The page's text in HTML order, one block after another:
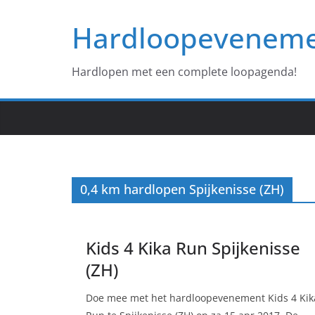
Hardlopen met een complete loopagenda!
0,4 km hardlopen Spijkenisse (ZH)
Kids 4 Kika Run Spijkenisse
(ZH)
Doe mee met het hardloopevenement Kids 4